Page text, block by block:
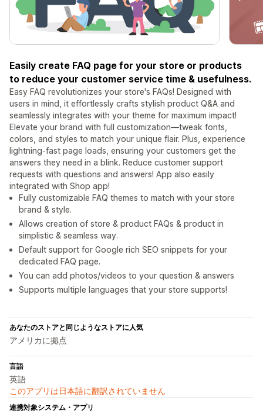
Easily create FAQ page for your store or products
to reduce your customer service time & usefulness.
Easy FAQ revolutionizes your store's FAQs! Designed with
users in mind, it effortlessly crafts stylish product Q&A and
seamlessly integrates with your theme for maximum impact!
Elevate your brand with full customization—tweak fonts,
colors, and styles to match your unique flair. Plus, experience
lightning-fast page loads, ensuring your customers get the
answers they need in a blink. Reduce customer support
requests with questions and answers! App also easily
integrated with Shop app!
Fully customizable FAQ themes to match with your store
brand & style.
Allows creation of store & product FAQs & product in
simplistic & seamless way.
Default support for Google rich SEO snippets for your
dedicated FAQ page.
You can add photos/videos to your question & answers
Supports multiple languages that your store supports!
あなたのストアと同じようなストアに人気
アメリカに拠点
言語
英語
このアプリは日本語に翻訳されていません
連携対象システム・アプリ